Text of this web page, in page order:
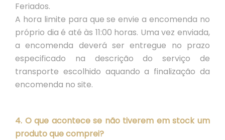
Feriados.
A hora limite para que se envie a encomenda no
próprio dia é até às 11:00 horas. Uma vez enviada,
a encomenda deverá ser entregue no prazo
especificado na descrição do serviço de
transporte escolhido aquando a finalização da
encomenda no site.
4. O que acontece se não tiverem em stock um
produto que comprei?